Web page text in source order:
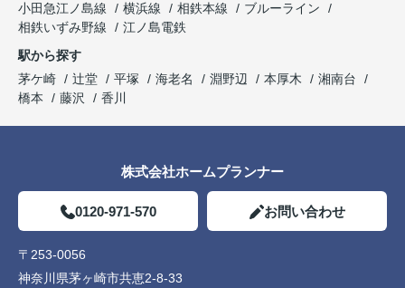
小田急江ノ島線
横浜線 相鉄本線
ブルーライン
相鉄いずみ野線
江ノ島電鉄
駅から探す
茅ケ崎
辻堂 平塚 海老名 淵野辺 本厚木
湘南台
橋本
藤沢 香川
株式会社ホームプランナー
0120-971-570 お問い合わせ
〒253-0056
神奈川県茅ヶ崎市共恵2-8-33